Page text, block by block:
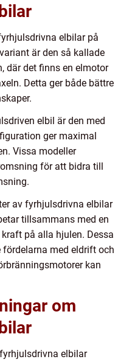
elbilar på
är den så kallade
där det finns en elmotor
Detta ger både bättre
elbil är den med
ger maximal
Vissa modeller
för att bidra till
av fyrhjulsdrivna elbilar
tillsammans med en
på alla hjulen. Dessa
fördelarna med eldrift och
kan
om
elbilar